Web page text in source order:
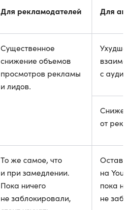
Для рекламодателей Для
Существенное
снижение объемов
просмотров рекламы
и лидов.
с
от
То же самое, что
и при замедлении.
Пока ничего
не заблокировали,
на
пока
не